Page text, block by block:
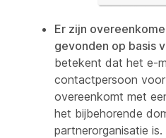
Er zijn
gevonden op basis
betekent dat het e-
contactpersoon
overeenkomt met
het bijbehorende
partnerorganisatie